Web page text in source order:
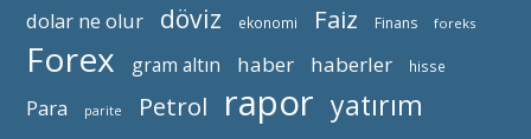
dolar ne olur döviz ekonomi Faiz Finans foreks
Forex gram altın haber haberler hisse
Para parite Petrol rapor yatırım